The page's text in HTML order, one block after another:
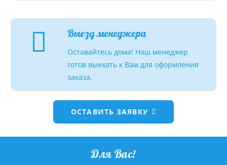
Выезд менеджера
Оставайтесь дома! Наш менеджер
готов выехать к Вам для оформления
заказа.
ОСТАВИТЬ ЗАЯВКУ
Для Вас!